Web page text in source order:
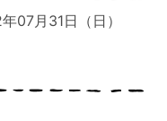
07月31日（日）